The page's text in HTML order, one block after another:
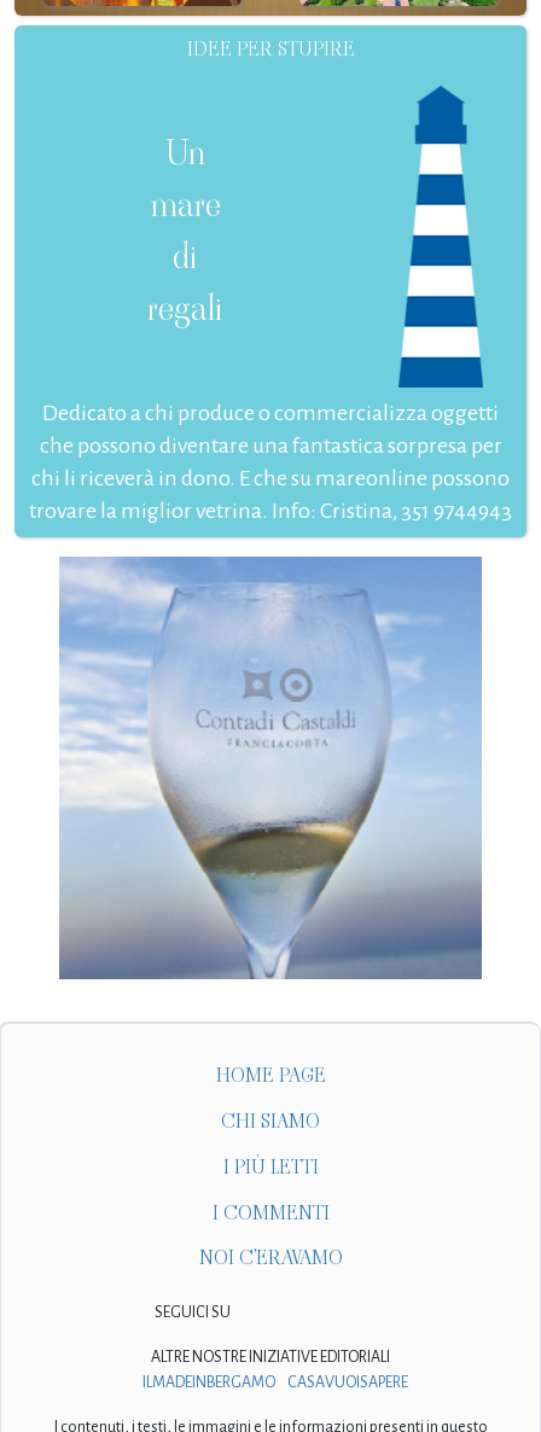
IDEE PER STUPIRE
Un
mare
di
regali
Dedicato a chi produce o commercializza oggetti
che possono diventare una fantastica sorpresa per
chi li riceverà in dono. E che su mareonline possono
trovare la miglior vetrina. Info: Cristina, 351 9744943
HOME PAGE
CHI SIAMO
I PIÙ LETTI
I COMMENTI
NOI C'ERAVAMO
SEGUICI SU
ALTRE NOSTRE INIZIATIVE EDITORIALI
ILMADEINBERGAMO
CASAVUOISAPERE
I contenuti, i testi, le immagini e le informazioni presenti in questo